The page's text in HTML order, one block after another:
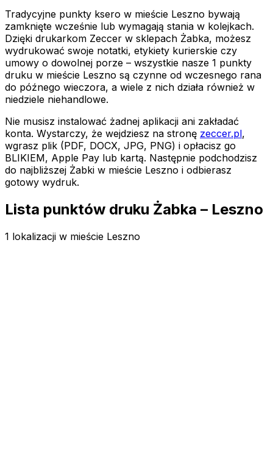
Tradycyjne punkty ksero w mieście Leszno bywają
zamknięte wcześnie lub wymagają stania w kolejkach.
Dzięki drukarkom Zeccer w sklepach Żabka, możesz
wydrukować swoje notatki, etykiety kurierskie czy
umowy o dowolnej porze – wszystkie nasze 1 punkty
druku w mieście Leszno są czynne od wczesnego rana
do późnego wieczora, a wiele z nich działa również w
niedziele niehandlowe.
Nie musisz instalować żadnej aplikacji ani zakładać
konta. Wystarczy, że wejdziesz na stronę zeccer.pl,
wgrasz plik (PDF, DOCX, JPG, PNG) i opłacisz go
BLIKIEM, Apple Pay lub kartą. Następnie podchodzisz
do najbliższej Żabki w mieście Leszno i odbierasz
gotowy wydruk.
Lista punktów druku Żabka – Leszno
1 lokalizacji w mieście Leszno